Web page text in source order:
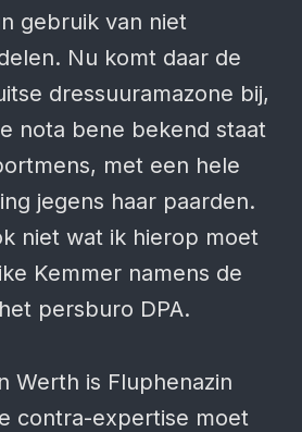
gebruik van niet
Nu komt daar de
dressuuramazone bij,
nota bene bekend staat
met een hele
jegens haar paarden.
niet wat ik hierop moet
Kemmer namens de
persburo DPA.
Werth is Fluphenazin
contra-expertise moet